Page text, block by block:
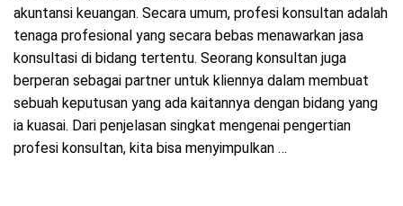
akuntansi keuangan. Secara umum, profesi konsultan adalah
tenaga profesional yang secara bebas menawarkan jasa
konsultasi di bidang tertentu. Seorang konsultan juga
berperan sebagai partner untuk kliennya dalam membuat
sebuah keputusan yang ada kaitannya dengan bidang yang
ia kuasai. Dari penjelasan singkat mengenai pengertian
profesi konsultan, kita bisa menyimpulkan …